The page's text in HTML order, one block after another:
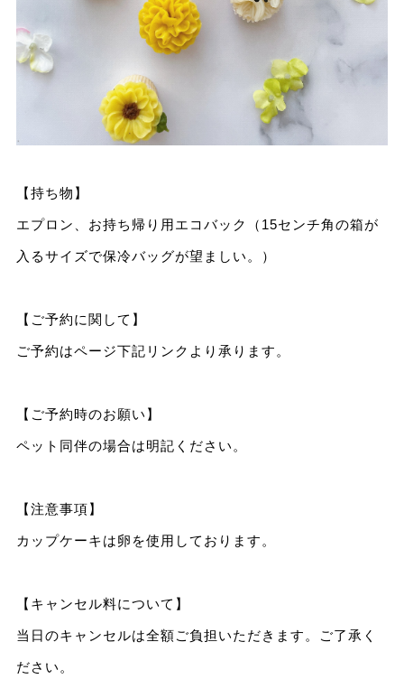
【持ち物】
エプロン、お持ち帰り用エコバック（15センチ角の箱が
入るサイズで保冷バッグが望ましい。）
【ご予約に関して】
ご予約はページ下記リンクより承ります。
【ご予約時のお願い】
ペット同伴の場合は明記ください。
【注意事項】
カップケーキは卵を使用しております。
【キャンセル料について】
当日のキャンセルは全額ご負担いただきます。ご了承く
ださい。